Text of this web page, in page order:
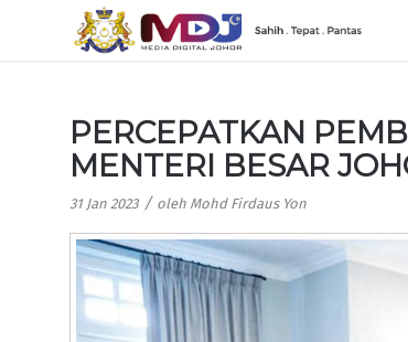
PERCEPATKAN
MENTERI BESAR
31 Jan 2023 / oleh Mohd Firdaus Yon